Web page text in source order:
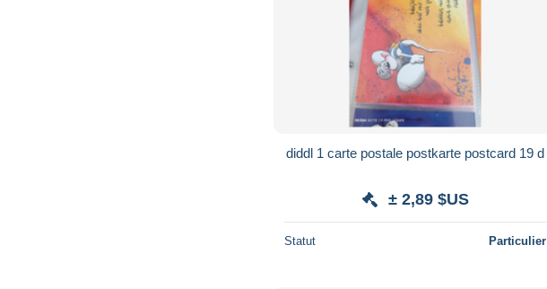
diddl 1 carte postale postkarte postcard 19 d
± 2,89 $US
Statut Particulier